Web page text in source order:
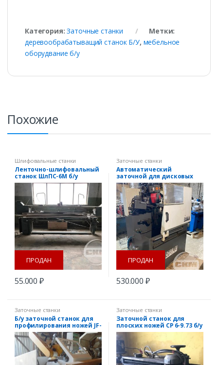
Категория:Заточные станки
Метки:
деревообрабатыващий станок Б/У, мебельное
оборудвание б/у
Похожие
Шлифовальные станки
Ленточно-шлифовальный
станок ШлПС-6М б/у
ПРОДАН
55.000₽
Заточные станки
Автоматический
заточной для дисковых
пил Bilgi Trafo BKD 99
ПРОДАН
530.000 ₽
Заточные станки
Б/у заточной станок для
профилирования ножей JF-
312
Заточные станки
Заточной станок для
плоских ножей СР 6-9.73 б/у